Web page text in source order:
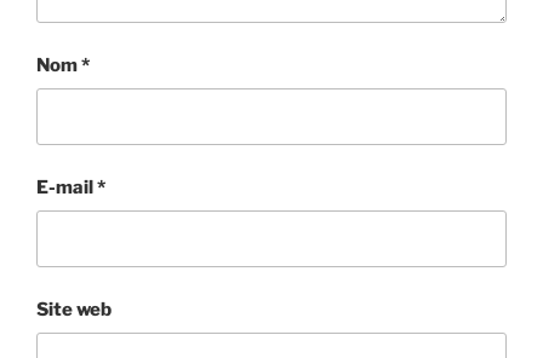
Nom*
E-mail*
Site web